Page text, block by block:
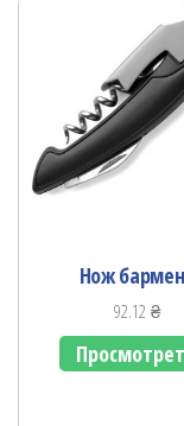
Нож
92.12 ₴